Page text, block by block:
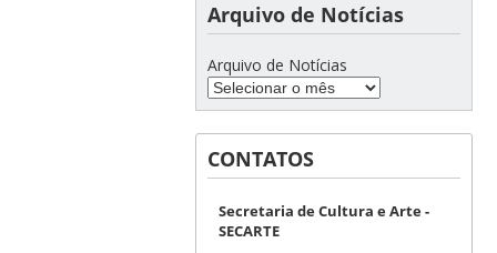
Arquivo de Notícias
Arquivo de Notícias
CONTATOS
Secretaria de Cultura e Arte -
SECARTE